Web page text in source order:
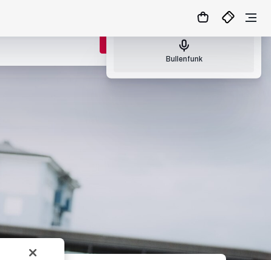
ZUM MATCHCENTER
Nächster Bullenfunk: So., 09.08.26 17:00
Bullenfunk